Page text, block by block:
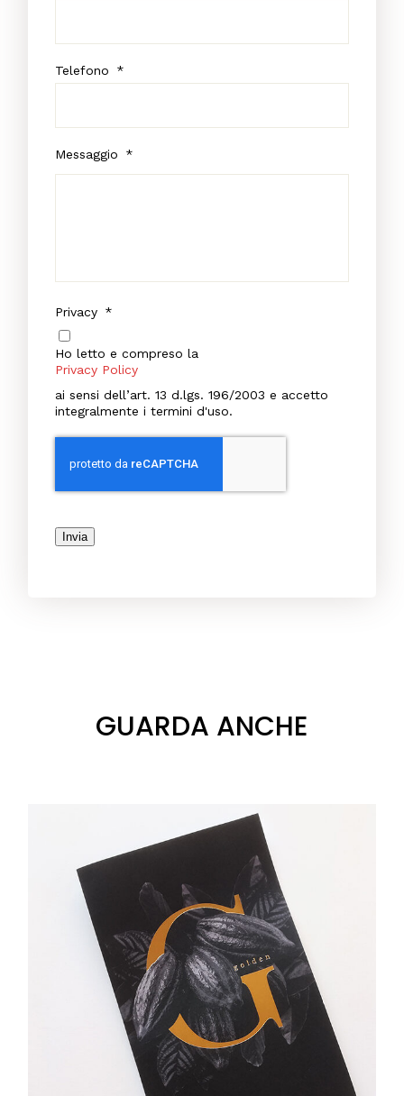
Telefono *
Messaggio *
Privacy *
Ho letto e compreso la
Privacy Policy
ai sensi dell’art. 13 d.lgs. 196/2003 e accetto
integralmente i termini d'uso.
Invia
GUARDA ANCHE